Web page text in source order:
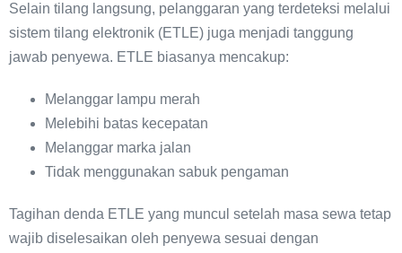
Selain tilang langsung, pelanggaran yang terdeteksi melalui
sistem tilang elektronik (ETLE) juga menjadi tanggung
jawab penyewa. ETLE biasanya mencakup:
Melanggar lampu merah
Melebihi batas kecepatan
Melanggar marka jalan
Tidak menggunakan sabuk pengaman
Tagihan denda ETLE yang muncul setelah masa sewa tetap
wajib diselesaikan oleh penyewa sesuai dengan